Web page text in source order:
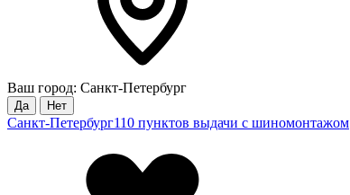
Ваш город: Санкт-Петербург
Да Нет
Санкт-Петербург110 пунктов выдачи с шиномонтажом